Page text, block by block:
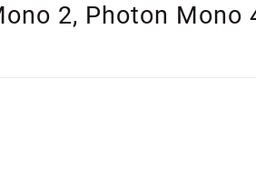
2, Photon